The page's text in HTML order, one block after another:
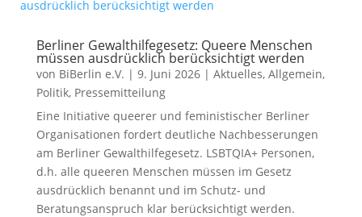
Berliner Gewalthilfegesetz: Queere Menschen
müssen ausdrücklich berücksichtigt werden
von BiBerlin e.V. | 9. Juni 2026| Aktuelles, Allgemein,
Politik, Pressemitteilung
Eine Initiative queerer und feministischer Berliner
Organisationen fordert deutliche Nachbesserungen
am Berliner Gewalthilfegesetz. LSBTQIA+ Personen,
d.h. alle queeren Menschen müssen im Gesetz
ausdrücklich benannt und im Schutz- und
Beratungsanspruch klar berücksichtigt werden.